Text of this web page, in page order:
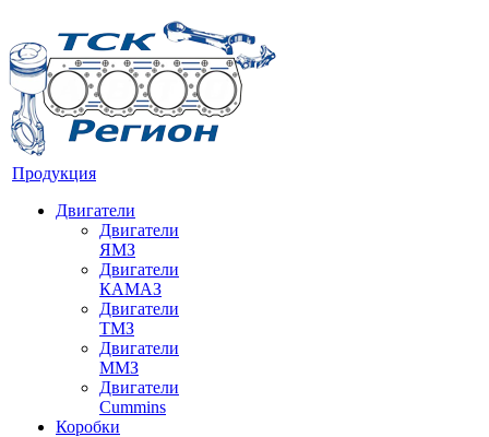
Продукция
Двигатели
Двигатели
ЯМЗ
Двигатели
КАМАЗ
Двигатели
ТМЗ
Двигатели
ММЗ
Двигатели
Cummins
Коробки